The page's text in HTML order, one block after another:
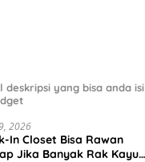
yang bisa anda isi
2026
In Closet Bisa Rawan
Jika Banyak Rak Kayu